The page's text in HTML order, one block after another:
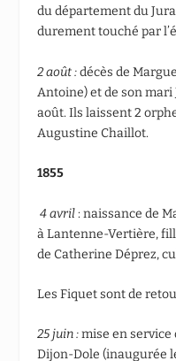
du département du
durement touché par
2 août :décès de
Antoine) et de son mari
août. Ils laissent 2
Augustine Chaillot.
1855
4 avril: naissance de
à Lantenne-Vertière,
de Catherine Déprez,
Les Fiquet sont de
25 juin :mise en service
Dijon-Dole (inaugurée